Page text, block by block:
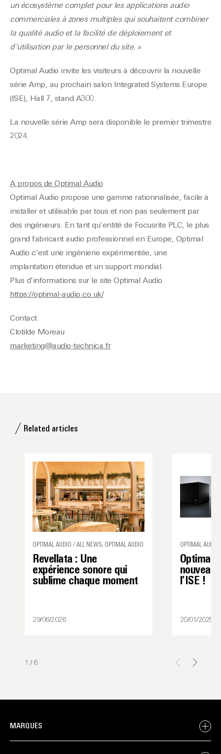
un écosystème complet pour les applications audio
commerciales à zones multiples qui souhaitent combiner
la qualité audio et la facilité de déploiement et
d’utilisation par le personnel du site. »
Optimal Audio invite les visiteurs à découvrir la nouvelle
série Amp, au prochain salon Integrated Systems Europe
(ISE), Hall 7, stand A300.
La nouvelle série Amp sera disponible le premier trimestre
2024.
A propos de Optimal Audio
Optimal Audio propose une gamme rationnalisée, facile à
installer et utilisable par tous et non pas seulement par
des ingénieurs. En tant qu’entité de Focusrite PLC, le plus
grand fabricant audio professionnel en Europe, Optimal
Audio c’est une ingénierie expérimentée, une
implantation étendue et un support mondial.
Plus d’informations sur le site Optimal Audio
https://optimal-audio.co.uk/
Contact
Clotilde Moreau
marketing@audio-technica.fr
Related articles
OPTIMAL AUDIO / ALL NEWS, OPTIMAL AUDIO
Revellata : Une
expérience sonore qui
sublime chaque moment
29/06/2026
OPTIMAL
Optimal
l’ISE !
20/01/2025
1 / 6
MARQUES